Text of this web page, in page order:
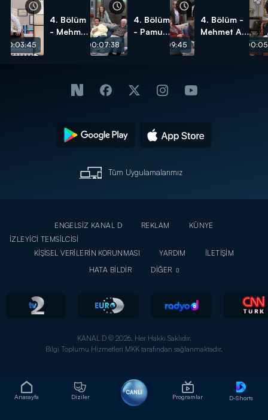
Anasayfa Diziler
CANLI
Programlar D-Shorts
00:03:45
4. Bölüm
- Mehmet
00:07:38
4. Bölüm
- Pamuk
00:09:45
4. Bölüm -
Mehmet Ali,
Tüm Uygulamalarımız
ENGELSİZ KANAL D REKLAM
KÜNYE
İZLEYİCİ TEMSİLCİSİ
KİŞİSEL VERİLERİN KORUNMASI
YARDIM
İLETİŞİM
HATA BİLDİR
DİĞER
KANAL D © 2026. Her Hakkı Saklıdır.
Bilgi Toplumu Hizmetleri MKK tarafından sağlanmaktadır.